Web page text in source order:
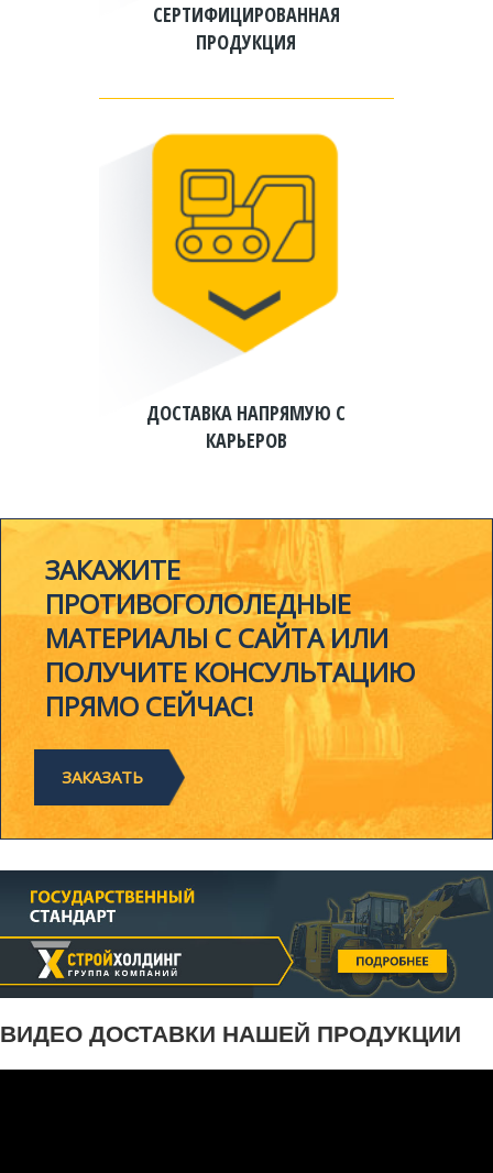
СЕРТИФИЦИРОВАННАЯ
ПРОДУКЦИЯ
ДОСТАВКА НАПРЯМУЮ С
КАРЬЕРОВ
ЗАКАЖИТЕ
ПРОТИВОГОЛОЛЕДНЫЕ
МАТЕРИАЛЫ С САЙТА ИЛИ
ПОЛУЧИТЕ КОНСУЛЬТАЦИЮ
ПРЯМО СЕЙЧАС!
ЗАКАЗАТЬ
ВИДЕО ДОСТАВКИ НАШЕЙ ПРОДУКЦИИ